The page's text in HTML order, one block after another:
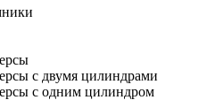
с двумя цилиндрами
с одним цилиндром